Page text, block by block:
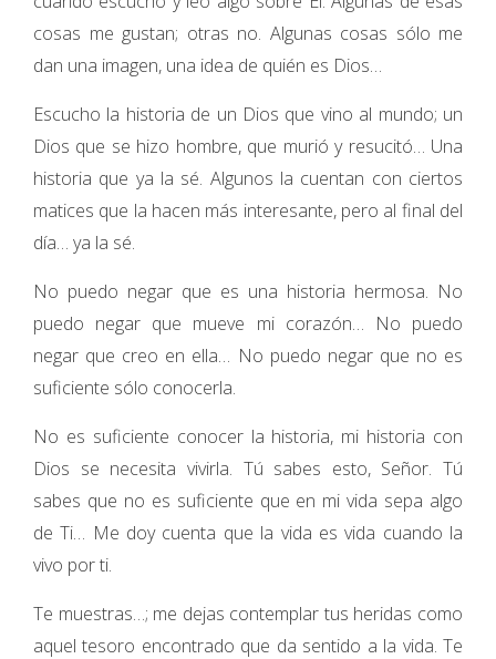
cosas me gustan; otras no. Algunas cosas sólo me
dan una imagen, una idea de quién es Dios…
Escucho la historia de un Dios que vino al mundo; un
Dios que se hizo hombre, que murió y resucitó… Una
historia que ya la sé. Algunos la cuentan con ciertos
matices que la hacen más interesante, pero al final del
día… ya la sé.
No puedo negar que es una historia hermosa. No
puedo negar que mueve mi corazón… No puedo
negar que creo en ella… No puedo negar que no es
suficiente sólo conocerla.
No es suficiente conocer la historia, mi historia con
Dios se necesita vivirla. Tú sabes esto, Señor. Tú
sabes que no es suficiente que en mi vida sepa algo
de Ti… Me doy cuenta que la vida es vida cuando la
vivo por ti.
Te muestras…; me dejas contemplar tus heridas como
aquel tesoro encontrado que da sentido a la vida. Te